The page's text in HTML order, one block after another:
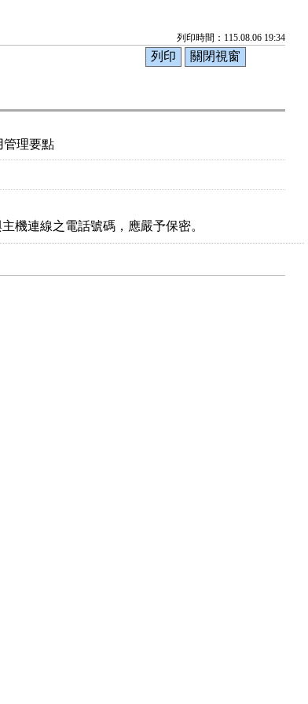
列印時間：115.08.06 19:34
管理要點
機連線之電話號碼，應嚴予保密。